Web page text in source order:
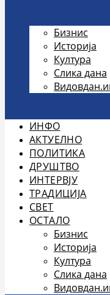
Бизнис
Историја
Култура
Слика дана
ИНФО
АКТУЕЛНО
ПОЛИТИКА
ДРУШТВО
ИНТЕРВЈУ
ТРАДИЦИЈА
СВЕТ
ОСТАЛО
Бизнис
Историја
Култура
Слика дана